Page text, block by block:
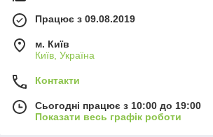
Працює з 09.08.2019
м. Київ
Київ, Україна
Контакти
Сьогодні працює з 10:00 до 19:00
Показати весь графік роботи